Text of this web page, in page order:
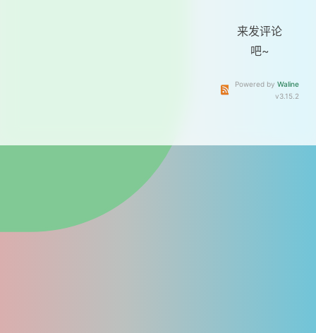
来发评论
吧~
订阅本文评论 订阅本站
Powered by Waline
v3.15.2